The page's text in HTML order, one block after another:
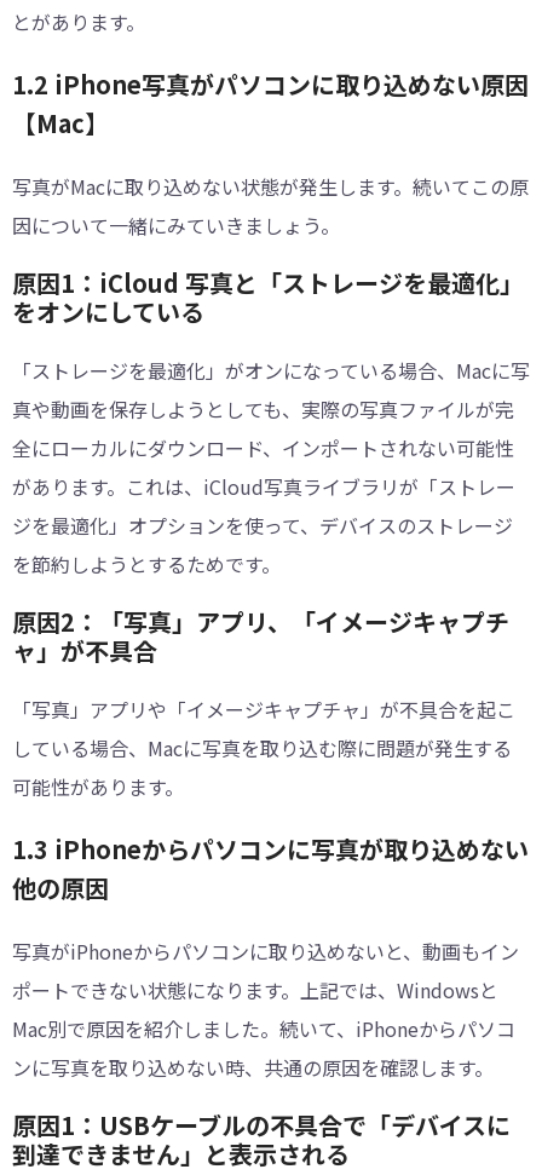
とがあります。
1.2 iPhone写真がパソコンに取り込めない原因
【Mac】
写真がMacに取り込めない状態が発生します。続いてこの原
因について一緒にみていきましょう。
原因1：iCloud 写真と「ストレージを最適化」
をオンにしている
「ストレージを最適化」がオンになっている場合、Macに写
真や動画を保存しようとしても、実際の写真ファイルが完
全にローカルにダウンロード、インポートされない可能性
があります。これは、iCloud写真ライブラリが「ストレー
ジを最適化」オプションを使って、デバイスのストレージ
を節約しようとするためです。
原因2：「写真」アプリ、「イメージキャプチ
ャ」が不具合
「写真」アプリや「イメージキャプチャ」が不具合を起こ
している場合、Macに写真を取り込む際に問題が発生する
可能性があります。
1.3 iPhoneからパソコンに写真が取り込めない
他の原因
写真がiPhoneからパソコンに取り込めないと、動画もイン
ポートできない状態になります。上記では、Windowsと
Mac別で原因を紹介しました。続いて、iPhoneからパソコ
ンに写真を取り込めない時、共通の原因を確認します。
原因1：USBケーブルの不具合で「デバイスに
到達できません」と表示される